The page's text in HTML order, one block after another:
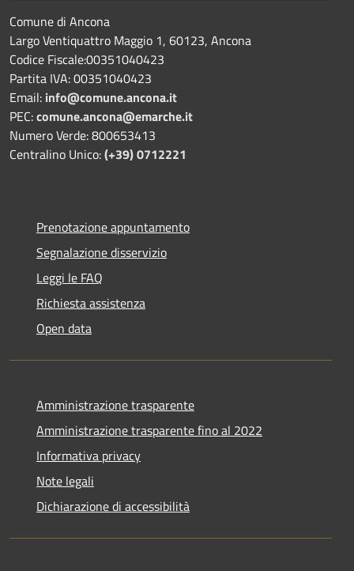
Comune di Ancona
Largo Ventiquattro Maggio 1, 60123, Ancona
Codice Fiscale:00351040423
Partita IVA: 00351040423
Email: info@comune.ancona.it
PEC:comune.ancona@emarche.it
Numero Verde: 800653413
Centralino Unico:(+39) 0712221
Prenotazione appuntamento
Segnalazione disservizio
Leggi le FAQ
Richiesta assistenza
Open data
Amministrazione trasparente
Amministrazione trasparente fino al 2022
Informativa privacy
Note legali
Dichiarazione di accessibilità